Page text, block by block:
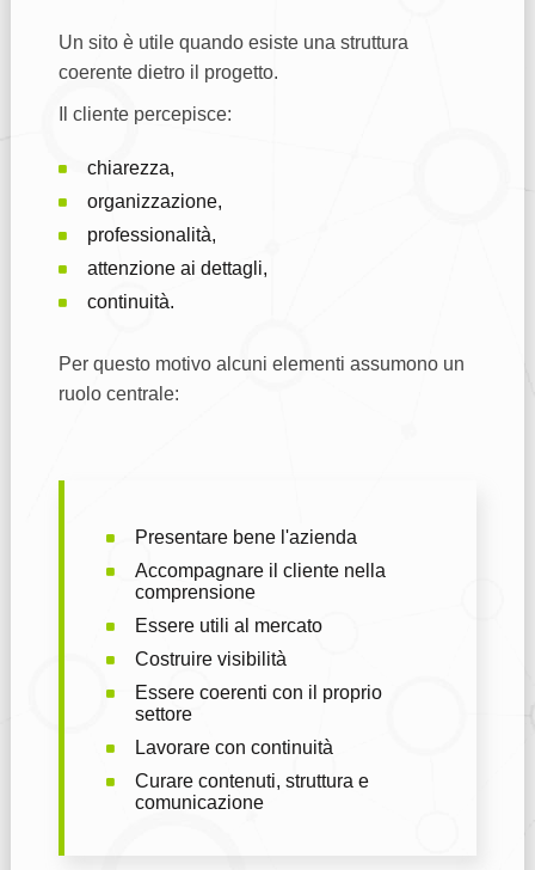
Un sito è utile quando esiste una struttura
coerente dietro il progetto.
Il cliente percepisce:
chiarezza,
organizzazione,
professionalità,
attenzione ai dettagli,
continuità.
Per questo motivo alcuni elementi assumono un
ruolo centrale:
Presentare bene l'azienda
Accompagnare il cliente nella
comprensione
Essere utili al mercato
Costruire visibilità
Essere coerenti con il proprio
settore
Lavorare con continuità
Curare contenuti, struttura e
comunicazione